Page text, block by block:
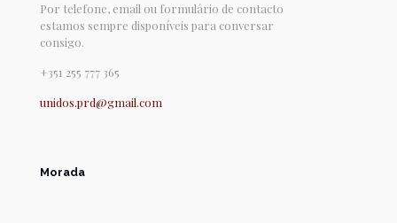
Por telefone, email ou formulário de contacto
estamos sempre disponíveis para conversar
consigo.
+351 255 777 365
unidos.prd@gmail.com
Morada